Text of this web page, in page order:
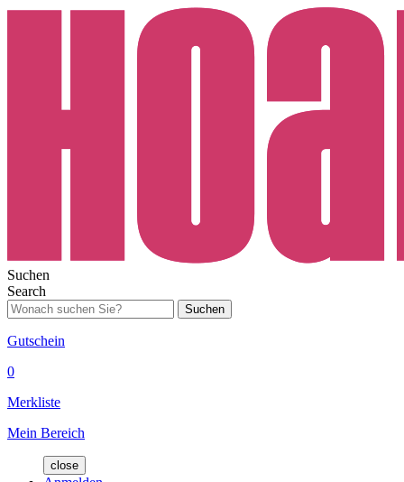
Suchen
Search
Suchen
Gutschein
0
Merkliste
Mein Bereich
close